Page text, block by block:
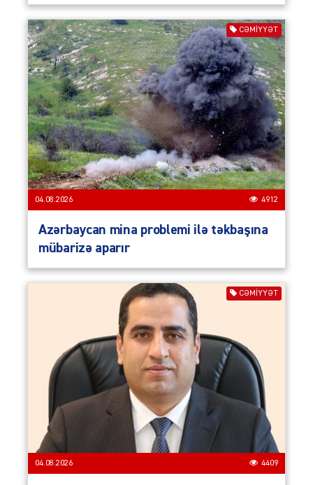
CƏMIYYƏT
04.08.2026 4912
Azərbaycan mina problemi ilə təkbaşına
mübarizə aparır
CƏMIYYƏT
04.08.2026 4409